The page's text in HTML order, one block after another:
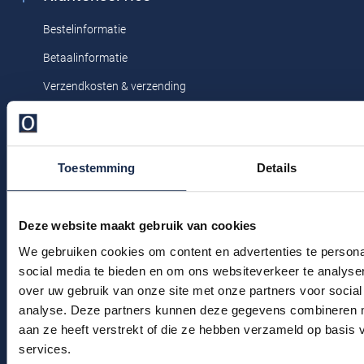
Toestemming Details
Deze website maakt gebruik van cookies
We gebruiken cookies om content en advertenties te
social media te bieden en om ons websiteverkeer te
over uw gebruik van onze site met onze partners voor
analyse. Deze partners kunnen deze gegevens combineren
aan ze heeft verstrekt of die ze hebben verzameld op basis
services.
State of Art
Vanguard
Replay
Reset
Roy Robson
Seidensticker
Slater
State of Art
Superdry
Tenson
Thomas Maine
Bestelinformatie
Betaalinformatie
Verzendkosten & verzending
Klachtenafhandeling
Veelgestelde vragen
Klantenservice
Actievoorwaarden
Winkel
Winkel & Openingstijden